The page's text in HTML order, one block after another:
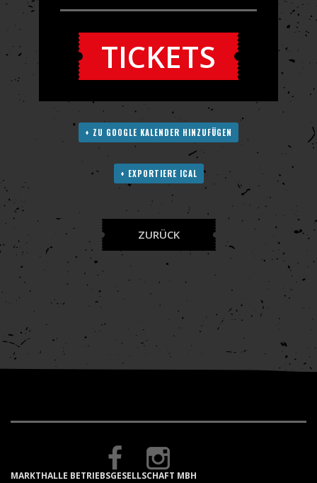
TICKETS
+ ZU GOOGLE KALENDER HINZUFÜGEN
+ EXPORTIERE ICAL
ZURÜCK
MARKTHALLE BETRIEBSGESELLSCHAFT MBH